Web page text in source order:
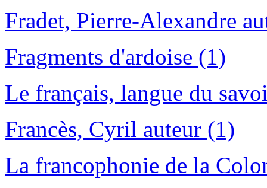
Fradet, Pierre-Alexandre
Fragments d'ardoise (1)
Le français, langue du
Francès, Cyril auteur (1)
La francophonie de la